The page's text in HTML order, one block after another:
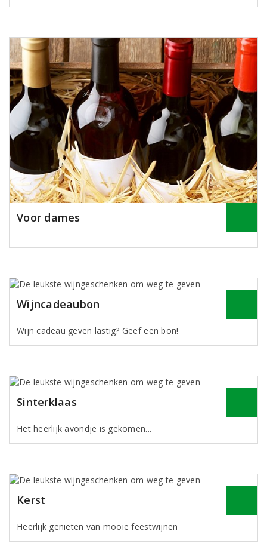
Voor dames
Wijncadeaubon
Wijn cadeau geven lastig? Geef een bon!
Sinterklaas
Het heerlijk avondje is gekomen...
Kerst
Heerlijk genieten van mooie feestwijnen